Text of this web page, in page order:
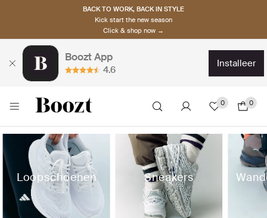
BACK TO WORK, BACK IN STYLE
Kick start the new season
Click & shop now →
Boozt App
4.6
installeer
0 0
Loopschoenen Sneakers